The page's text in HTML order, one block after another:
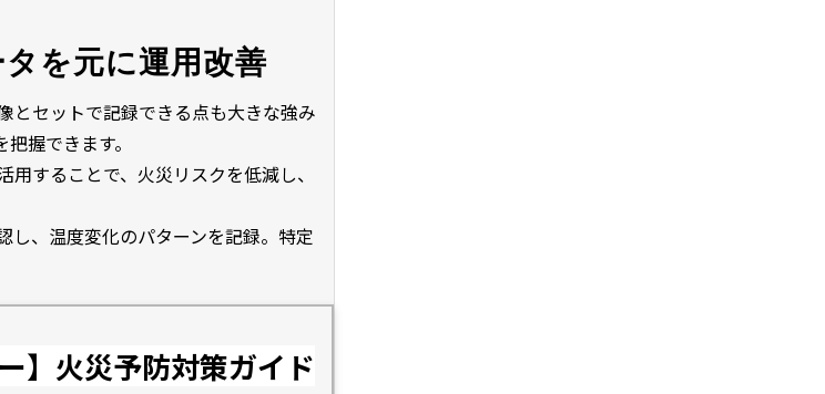
を元に運用改善
とセットで記録できる点も大きな強み
握できます。
することで、火災リスクを低減し、
し、温度変化のパターンを記録。特定
】火災予防対策ガイド